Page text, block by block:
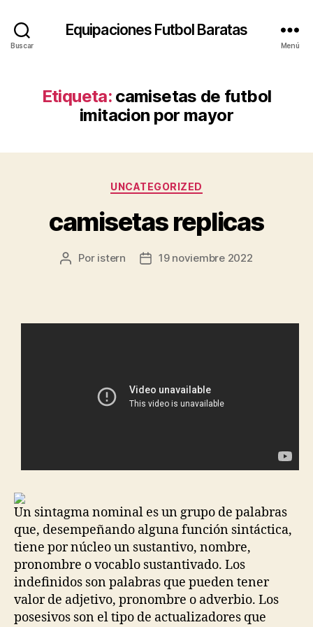
Buscar
Equipaciones Futbol Baratas
Menú
Etiqueta: camisetas de futbol
imitacion por mayor
Categorías
UNCATEGORIZED
camisetas replicas
Autor
Por istern
Fecha19 noviembre 2022
Un sintagma nominal es un grupo de palabras
que, desempeñando alguna función sintáctica,
tiene por núcleo un sustantivo, nombre,
pronombre o vocablo sustantivado. Los
indefinidos son palabras que pueden tener
valor de adjetivo, pronombre o adverbio. Los
posesivos son el tipo de actualizadores que